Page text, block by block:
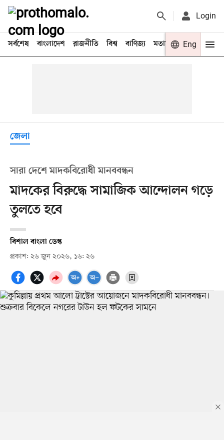
Login
সর্বশেষ বাংলাদেশ রাজনীতি বিশ্ব বাণিজ্য মতামত খেলা
Eng
জেলা
সারা দেশে মাদকবিরোধী মানববন্ধন
মাদকের বিরুদ্ধে সামাজিক আন্দোলন গড়ে
তুলতে হবে
বিশাল বাংলা ডেস্ক
প্রকাশ: ২৬ জুন ২০২৬, ১৬: ২৬